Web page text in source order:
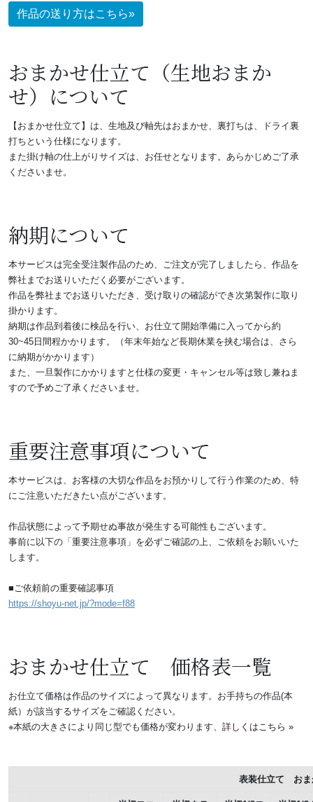
作品の送り方はこちら»
おまかせ仕立て（生地おまか
せ）について
【おまかせ仕立て】は、生地及び軸先はおまかせ 、裏打ちは、ドライ裏
打ちという仕様になります。
また掛け軸の仕上がりサイズは、お任せとなります。あらかじめご了承
くださいませ。
納期について
本サービスは完全受注製作品のため、ご注文が完了しましたら、作品を
弊社までお送りいただく必要がございます。
作品を弊社までお送りいただき、受け取りの確認ができ次第製作に取り
掛かります。
納期は作品到着後に検品を行い、お仕立て開始準備に入ってから約
30~45日間程かかります。（年末年始など長期休業を挟む場合は、さら
に納期がかかります）
また、一旦製作にかかりますと仕様の変更・キャンセル等は致し兼ねま
すので予めご了承くださいませ。
重要注意事項について
本サービスは、お客様の大切な作品をお預かりして行う作業のため、特
にご注意いただきたい点がございます。
作品状態によって予期せぬ事故が発生する可能性もございます。
事前に以下の「重要注意事項」を必ずご確認の上、ご依頼をお願いいた
します。
■ご依頼前の重要確認事項
https://shoyu-net.jp/?mode=f88
おまかせ仕立て 価格表一覧
お仕立て価格は作品のサイズによって異なります。お手持ちの作品(本
紙）が該当するサイズをご確認ください。
※本紙の大きさにより同じ型でも価格が変わります、 詳しくはこちら »
表装仕立て お